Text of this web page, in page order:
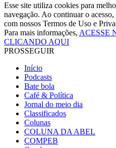
Esse site utiliza cookies para
navegação. Ao continuar o
com nossos Termos de Uso e
Para mais informações, ACESSE
CLICANDO AQUI
PROSSEGUIR
Início
Podcasts
Bate bola
Café & Política
Jornal do meio dia
Classificados
Colunas
COLUNA DA ABEL
COMPEB